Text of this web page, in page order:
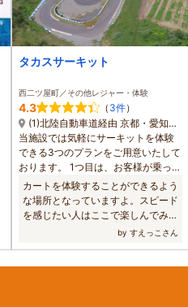
タカスサーキット
西二ツ屋町／その他レジャー・体験
4.3 （ 3件）
(1)北陸自動車道経由 京都・愛知方面 ～ 福井北ICから40分 富山・新潟方面 ～ 金津ICから40分
当施設では気軽にサーキットを体験
できる3つのプランをご用意いたして
おります。 1つ目は、お客様が乗って
こられたお車でサーキットを走れる
体験走行！ 2つ目は、レーシングドラ
イバーが運転するスポーツカーの助
験できる同乗走行！ 3つ目は、身長
乗ることが出来るレンタルカート！
カートを体験することができるよう
な場所となっていますよ。スピード
を感じたい人はここで楽しんでみる
のがよさそうでしょうね。by すえっこさん